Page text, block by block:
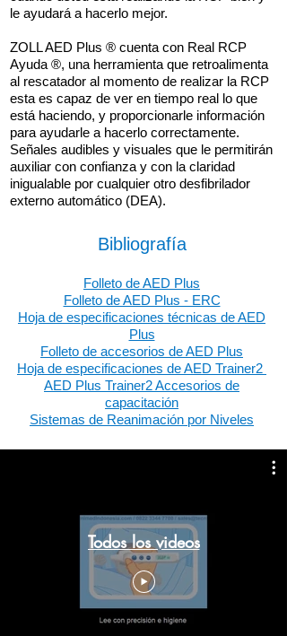
le ayudará a hacerlo mejor.
ZOLL AED Plus ® cuenta con Real RCP
Ayuda ®, una herramienta que retroalimenta
al rescatador al momento de realizar la RCP
esta es capaz de ver en tiempo real lo que
está haciendo, y proporcionarle información
para ayudarle a hacerlo correctamente.
Señales audibles y visuales que le permitirán
auxiliar con confianza y con la claridad
inigualable por cualquier otro desfibrilador
externo automático (DEA).
Bibliografía
Folleto de AED Plus
Folleto de AED Plus - ERC
Hoja de especificaciones técnicas de AED
Plus
Folleto de accesorios de AED Plus
Hoja de especificaciones de AED Trainer2
AED Plus Trainer2 Accesorios de
capacitación
Sistemas de Reanimación por Niveles
Todos los videos